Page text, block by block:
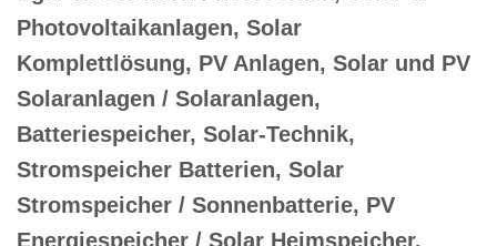
Photovoltaikanlagen, Solar
Komplettlösung, PV Anlagen, Solar und PV
Solaranlagen / Solaranlagen,
Batteriespeicher, Solar-Technik,
Stromspeicher Batterien, Solar
Stromspeicher / Sonnenbatterie, PV
Energiespeicher / Solar Heimspeicher,